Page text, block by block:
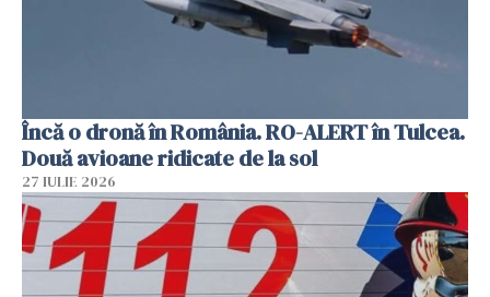
Încă o dronă în România. RO-ALERT în Tulcea.
Două avioane ridicate de la sol
27 IULIE 2026